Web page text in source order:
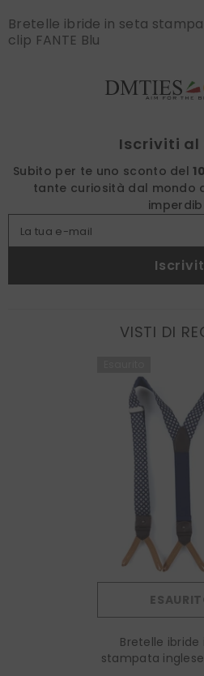
Bretelle ibride in seta
clip FANTE Blu
Iscriviti al
Subito per te uno sconto del
tante curiosità dal mondo
La tua e-mail
VISTI DI
Bretelle ibride
stampata